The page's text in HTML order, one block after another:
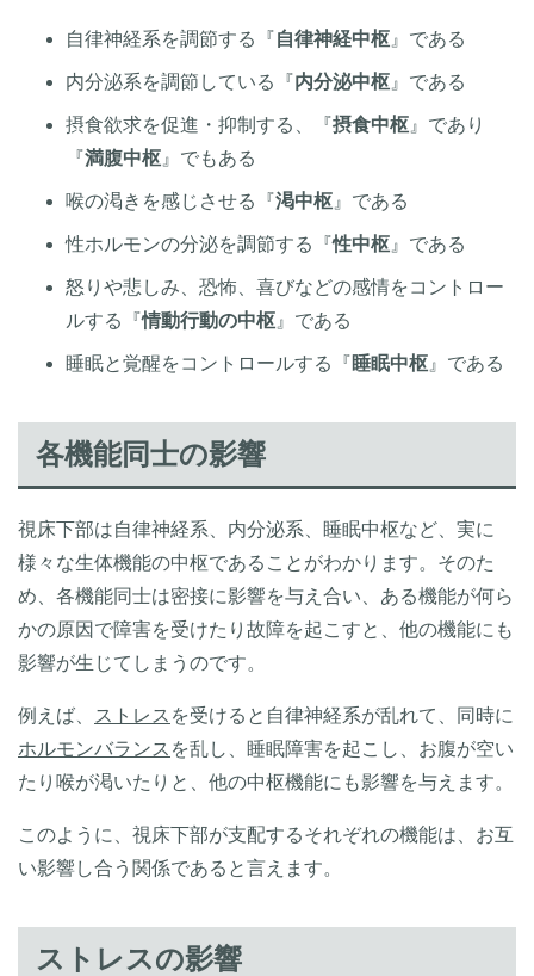
自律神経系を調節する『自律神経中枢 』である
内分泌系を調節している『内分泌中枢 』である
摂食欲求を促進・抑制する、『摂食中枢 』であり
『満腹中枢 』でもある
喉の渇きを感じさせる『渇中枢 』である
性ホルモンの分泌を調節する『性中枢 』である
怒りや悲しみ、恐怖、喜びなどの感情をコントロー
ルする『情動行動の中枢 』である
睡眠と覚醒をコントロールする『睡眠中枢 』である
各機能同士の影響
視床下部は自律神経系、内分泌系、睡眠中枢など、実に
様々な生体機能の中枢であることがわかります。そのた
め、各機能同士は密接に影響を与え合い、ある機能が何ら
かの原因で障害を受けたり故障を起こすと、他の機能にも
影響が生じてしまうのです。
例えば、 ストレス を受けると自律神経系が乱れて、同時に
ホルモンバランス を乱し、睡眠障害を起こし、お腹が空い
たり喉が渇いたりと、他の中枢機能にも影響を与えます。
このように、視床下部が支配するそれぞれの機能は、お互
い影響し合う関係であると言えます。
ストレスの影響